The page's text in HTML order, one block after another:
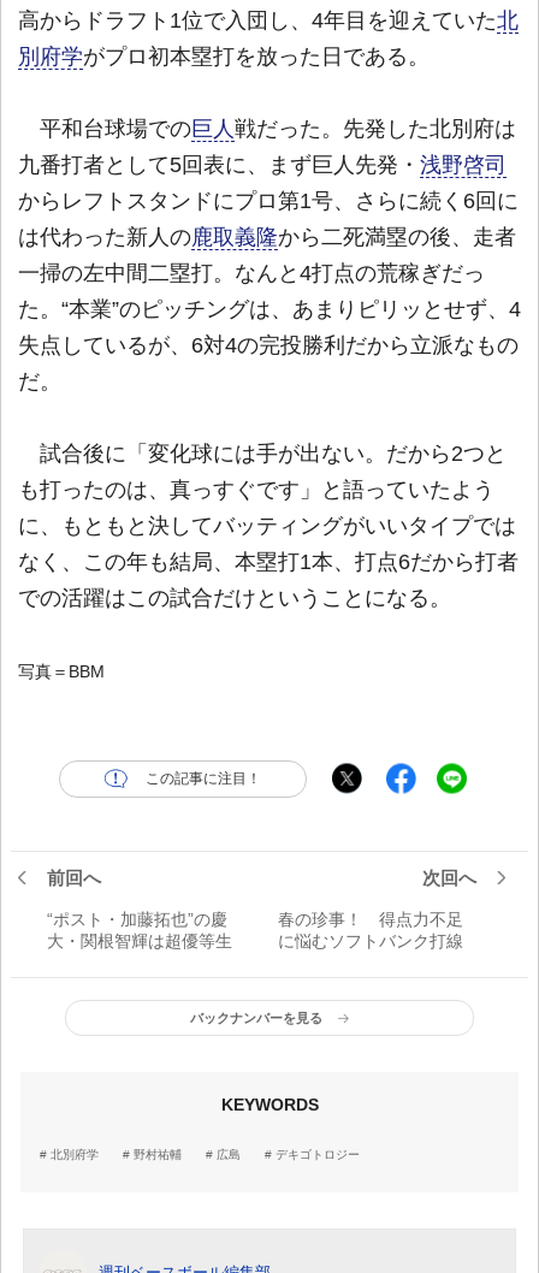
高からドラフト1位で入団し、4年目を迎えていた北
別府学がプロ初本塁打を放った日である。
平和台球場での巨人 戦だった。先発した北別府は
九番打者として5回表に、まず巨人先発・ 浅野啓司
からレフトスタンドにプロ第1号、さらに続く6回に
は代わった新人の鹿取義隆から二死満塁の後、走者
一掃の左中間二塁打。なんと4打点の荒稼ぎだっ
た。“本業”のピッチングは、あまりピリッとせず、4
失点しているが、6対4の完投勝利だから立派なもの
だ。
試合後に「変化球には手が出ない。だから2つと
も打ったのは、真っすぐです」と語っていたよう
に、もともと決してバッティングがいいタイプでは
なく、この年も結局、本塁打1本、打点6だから打者
での活躍はこの試合だけということになる。
写真＝BBM
この記事に注目！
前回へ
“ポスト・加藤拓也”の慶
大・関根智輝は超優等生
次回へ
春の珍事！ 得点力不足
に悩むソフトバンク打線
バックナンバーを見る
KEYWORDS
北別府学 野村祐輔 広島 デキゴトロジー